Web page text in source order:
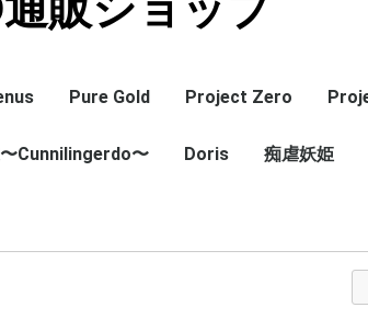
Pure Gold
PG（Pure Gold 本
PSD（Pure Gold 総集
Project Zero
ZR(Project Zero 本
ZSD(Project Zero 総
Cunnilingerdo〜 Doris 痴虐妖姫